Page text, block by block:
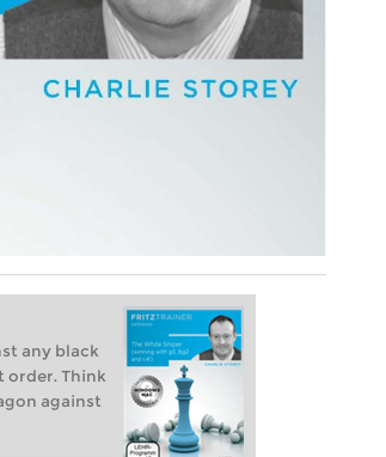
any black
order. Think
against